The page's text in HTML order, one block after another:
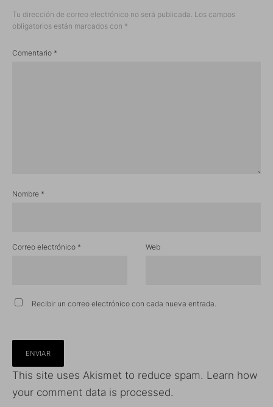
Tu dirección de correo electrónico no será publicada. Los campos
obligatorios están marcados con *
Comentario *
Nombre *
Correo electrónico * Web
Recibir un correo electrónico con cada nueva entrada.
This site uses Akismet to reduce spam. Learn how
your comment data is processed.